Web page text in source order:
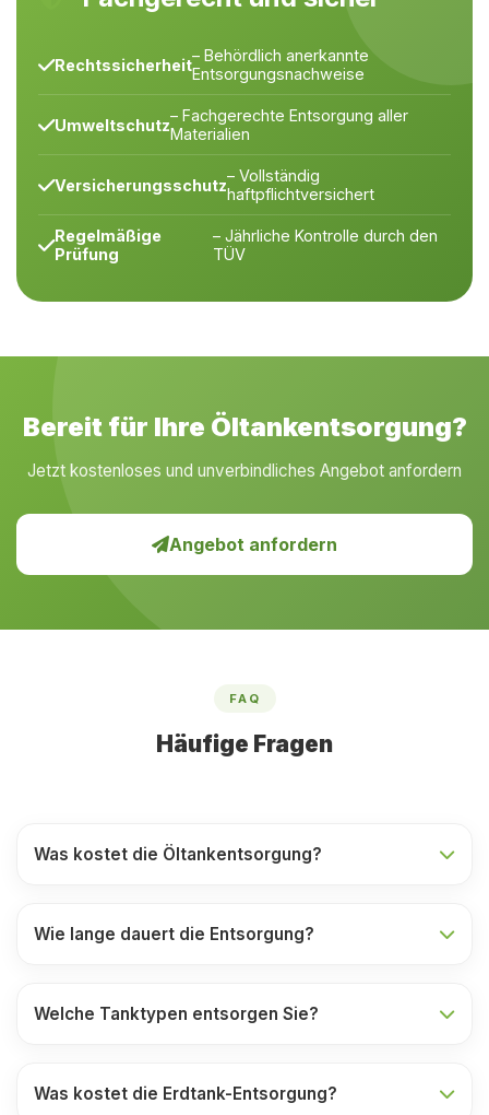
Rechtssicherheit– Behördlich anerkannte
Entsorgungsnachweise
Umweltschutz– Fachgerechte Entsorgung aller
Materialien
Versicherungsschutz– Vollständig
haftpflichtversichert
Regelmäßige
Prüfung
– Jährliche Kontrolle durch den
TÜV
Bereit für Ihre Öltankentsorgung?
Jetzt kostenloses und unverbindliches Angebot anfordern
Angebot anfordern
FAQ
Häufige Fragen
Was kostet die Öltankentsorgung?
Wie lange dauert die Entsorgung?
Welche Tanktypen entsorgen Sie?
Was kostet die Erdtank-Entsorgung?